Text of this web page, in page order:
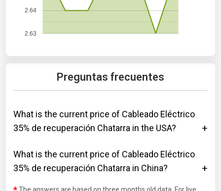
2.63
2.64
Preguntas frecuentes
What is the current price of Cableado Eléctrico
35% de recuperación Chatarra in the USA?
What is the current price of Cableado Eléctrico
35% de recuperación Chatarra in China?